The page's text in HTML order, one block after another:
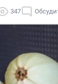
347